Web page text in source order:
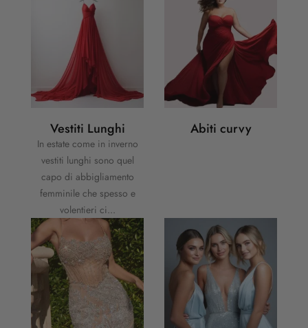
Vestiti Lunghi
In estate come in inverno
vestiti lunghi sono quel
capo di abbigliamento
femminile che spesso e
volentieri ci...
Abiti curvy